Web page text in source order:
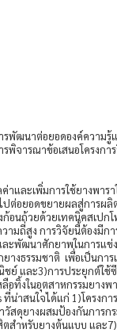
พัฒนาต่อยอดองค์ความรู้
จารณาข้อเสนอโครงกา
ละเพิ่มการใช้ยางพารา
ต่อยอดขยายผลสู่การผลิ
ก้อนถ้วยด้วยเทคนิคสเปก
วามถี่สูง การวิจัยนี้ต้องมี
ะพัฒนาศักยาพในการแข่
งธรรมชาติ เพื่อเป็นการ
และ3)การประยุกต์ใช้ซี
งในอุตสาหกรรมยางพ
น่าสนใจได้แก่ 1)โครงก
สดุยางผสมป้องกันการก
ตสำหรับยางต้นแบบ แล